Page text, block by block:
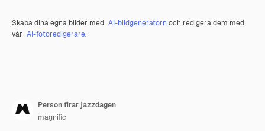
Skapa dina egna bilder med AI-bildgeneratorn och redigera dem med
vår AI-fotoredigerare.
Person firar jazzdagen
magnific